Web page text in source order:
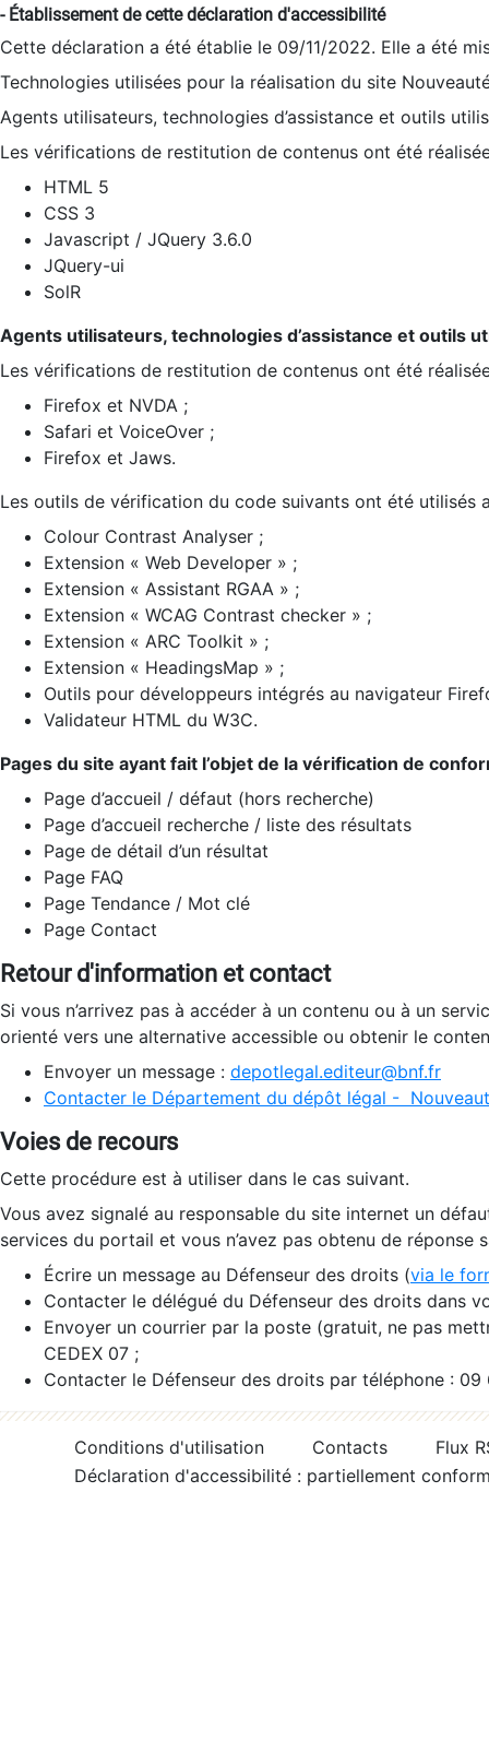
- Établissement de cette déclaration d'accessibilité
Cette déclaration a été établie le 09/11/2022. Elle a été
Technologies utilisées pour la réalisation du site
Agents utilisateurs, technologies d’assistance et outils
Les vérifications de restitution de contenus ont été
HTML 5
CSS 3
Javascript / JQuery 3.6.0
JQuery-ui
SolR
Agents utilisateurs, technologies d’assistance et outils
Les vérifications de restitution de contenus ont été
Firefox et NVDA ;
Safari et VoiceOver ;
Firefox et Jaws.
Les outils de vérification du code suivants ont été utilisés
Colour Contrast Analyser ;
Extension « Web Developer » ;
Extension « Assistant RGAA » ;
Extension « WCAG Contrast checker » ;
Extension « ARC Toolkit » ;
Extension « HeadingsMap » ;
Outils pour développeurs intégrés au navigateur
Validateur HTML du W3C.
Pages du site ayant fait l’objet de la vérification de
Page d’accueil / défaut (hors recherche)
Page d’accueil recherche / liste des résultats
Page de détail d’un résultat
Page FAQ
Page Tendance / Mot clé
Page Contact
Retour d'information et contact
Si vous n’arrivez pas à accéder à un contenu ou à un
orienté vers une alternative accessible ou obtenir le
Envoyer un message : depotlegal.editeur@bnf.fr
Contacter le Département du dépôt légal -
Voies de recours
Cette procédure est à utiliser dans le cas suivant.
Vous avez signalé au responsable du site internet un
services du portail et vous n’avez pas obtenu de réponse
Écrire un message au Défenseur des droits (via le
Contacter le délégué du Défenseur des droits dans
Envoyer un courrier par la poste (gratuit, ne pas
CEDEX 07 ;
Contacter le Défenseur des droits par téléphone :
Conditions d'utilisation Contacts
Flux
Déclaration d'accessibilité : partiellement